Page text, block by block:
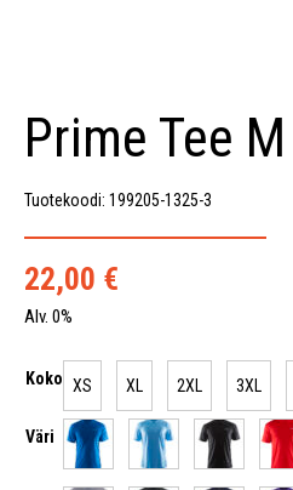
Prime Tee M
Tuotekoodi: 199205-1325-3
22,00 €
Alv. 0%
Koko XS XL 2XL 3XL
Väri